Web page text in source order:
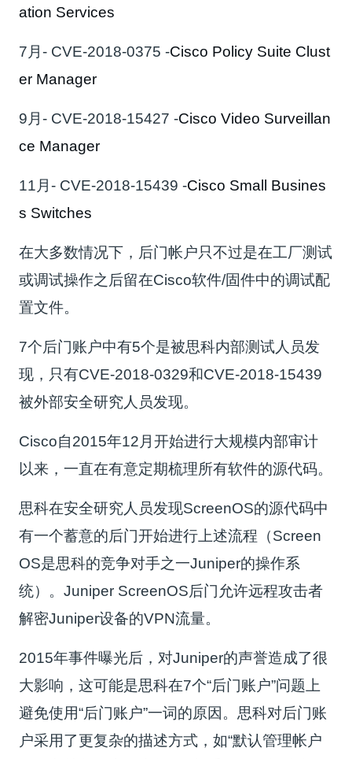
ation Services
7月- CVE-2018-0375 -Cisco Policy Suite Clust
er Manager
9月- CVE-2018-15427 -Cisco Video Surveillan
ce Manager
11月- CVE-2018-15439 -Cisco Small Busines
s Switches
在大多数情况下，后门帐户只不过是在工厂测试
或调试操作之后留在Cisco软件/固件中的调试配
置文件。
7个后门账户中有5个是被思科内部测试人员发
现，只有CVE-2018-0329和CVE-2018-15439
被外部安全研究人员发现。
Cisco自2015年12月开始进行大规模内部审计
以来，一直在有意定期梳理所有软件的源代码。
思科在安全研究人员发现ScreenOS的源代码中
有一个蓄意的后门开始进行上述流程（Screen
OS是思科的竞争对手之一Juniper的操作系
统）。Juniper ScreenOS后门允许远程攻击者
解密Juniper设备的VPN流量。
2015年事件曝光后，对Juniper的声誉造成了很
大影响，这可能是思科在7个“后门账户”问题上
避免使用“后门账户”一词的原因。思科对后门账
户采用了更复杂的描述方式，如“默认管理帐户